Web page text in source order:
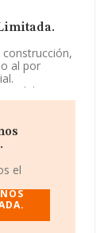
construcción,
al por
una
La
tiene
Piso 2 A,
el